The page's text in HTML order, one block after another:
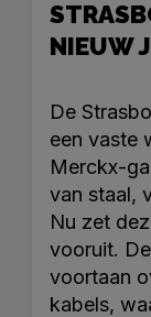
NIEUW
De
een vaste
Merckx-
van staal,
Nu zet
vooruit.
voortaan
kabels,